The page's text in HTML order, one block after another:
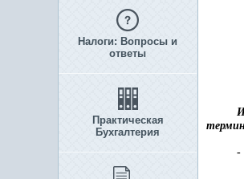
Налоги: Вопросы и
ответы
Практическая
Бухгалтерия
-